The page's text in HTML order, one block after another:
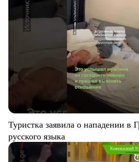
Туристка заявила о нападении в
русского языка